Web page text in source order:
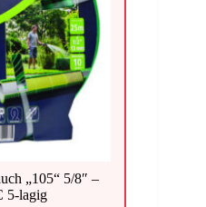
„105“ 5/8″ –
5-lagig